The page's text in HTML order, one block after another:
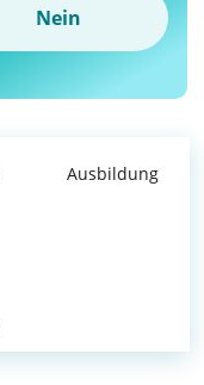
Nein
Ausbildung